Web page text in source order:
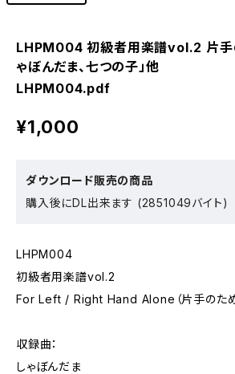
LHPM004 初級者用楽譜vol.2 片手
ゃぼんだま、七つの子」他
LHPM004.pdf
¥1,000
ダウンロード販売の商品
購入後にDL出来ます (2851049バイト)
LHPM004
初級者用楽譜vol.2
For Left / Right Hand Alone（片手のため
収録曲：
しゃぼんだま